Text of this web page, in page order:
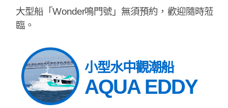
大型船「Wonder鳴門號」無須預約，歡迎隨時蒞
臨。
小型水中觀潮船
AQUA EDDY